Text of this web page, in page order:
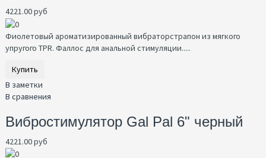
4221.00 руб
Фиолетовый ароматизированный вибраторстрапон из мягкого
упругого TPR. Фаллос для анальной стимуляции.....
Купить
В заметки
В сравнения
Вибростимулятор Gal Pal 6" черный
4221.00 руб